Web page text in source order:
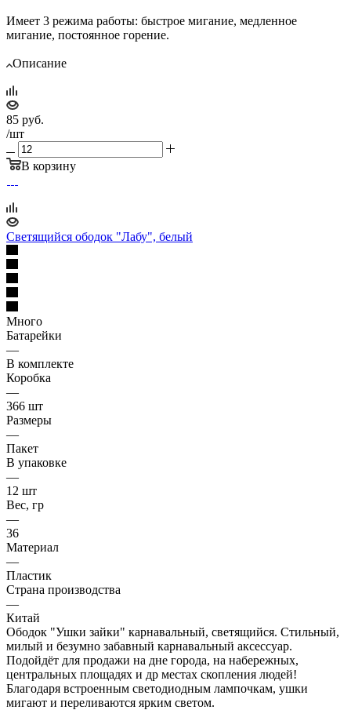
Имеет 3 режима работы: быстрое мигание, медленное
мигание, постоянное горение.
Описание
85 руб.
/шт
В корзину
Светящийся ободок "Лабу", белый
Много
Батарейки
—
В комплекте
Коробка
—
366 шт
Размеры
—
Пакет
В упаковке
—
12 шт
Вес, гр
—
36
Материал
—
Пластик
Страна производства
—
Китай
Ободок "Ушки зайки" карнавальный, светящийся. Стильный,
милый и безумно забавный карнавальный аксессуар.
Подойдёт для продажи на дне города, на набережных,
центральных площадях и др местах скопления людей!
Благодаря встроенным светодиодным лампочкам, ушки
мигают и переливаются ярким светом.